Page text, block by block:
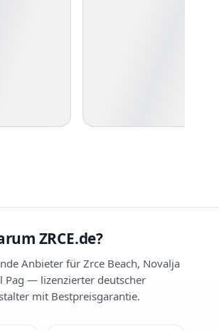
ZRCE.de?
Anbieter für Zrce Beach, Novalja
Pag — lizenzierter deutscher
mit Bestpreisgarantie.